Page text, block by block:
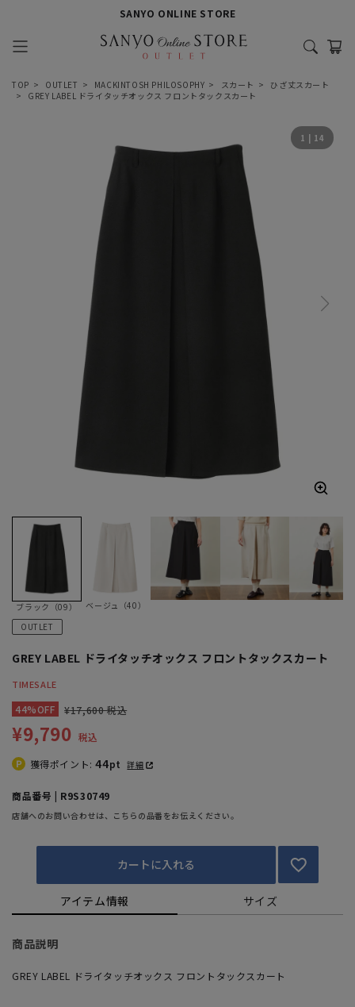
SANYO ONLINE STORE
TOP OUTLET MACKINTOSH PHILOSOPHY スカート
ひざ丈スカート
GREY LABEL ドライタッチオックス フロントタックスカート
1 | 14
ブラック（09）
ベージュ（40）
OUTLET
GREY LABEL ドライタッチオックス フロントタックスカート
TIMESALE
44%OFF ¥17,600 税込
¥9,790 税込
獲得ポイント:44pt 詳細
商品番号 | R9S30749
店舗へのお問い合わせは、こちらの品番をお伝えください。
カートに入れる
アイテム情報 サイズ
商品説明
GREY LABEL ドライタッチオックス フロントタックスカート